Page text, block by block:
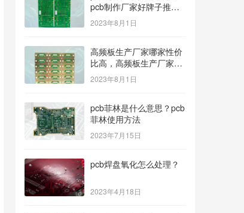
pcb制作厂家好牌子推
荐！
2023年8月1日
高频板生产厂家哪家性价
比高，高频板生产厂家哪
个公司的好？
2023年8月1日
pcb菲林是什么意思？pcb
菲林使用方法
2023年7月15日
pcb焊盘氧化怎么处理？
2023年4月18日